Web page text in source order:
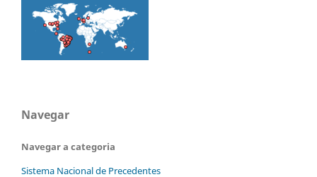
Navegar
Navegar a categoria
Sistema Nacional de Precedentes